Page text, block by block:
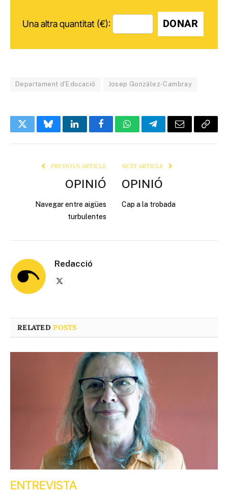
Una altra quantitat (€): DONAR
Departament d'Educació Josep Gonzàlez-Cambray
TwitterBlueskyLinkedInFacebookWhatsAppTelegramEmail Copy
PREVIOUS ARTICLE
OPINIÓ
Navegar entre aigües
turbulentes
NEXT ARTICLE
OPINIÓ
Cap a la trobada
Redacció
RELATEDPOSTS
ENTREVISTA